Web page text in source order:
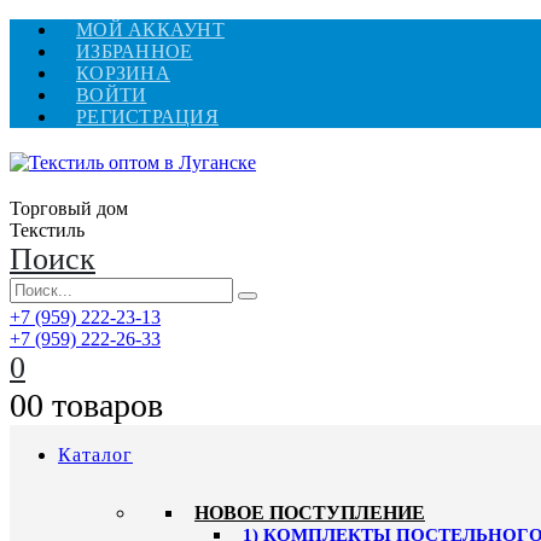
МОЙ АККАУНТ
ИЗБРАННОЕ
КОРЗИНА
ВОЙТИ
РЕГИСТРАЦИЯ
Торговый дом
Текстиль
Поиск
+7 (959) 222-23-13
+7 (959) 222-26-33
0
00 товаров
Каталог
HОВОЕ ПОСТУПЛЕНИЕ
1) КОМПЛЕКТЫ ПОСТЕЛЬНОГО